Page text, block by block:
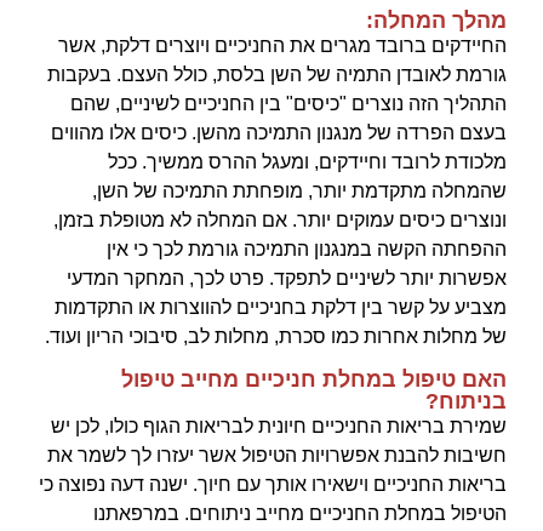
מהלך המחלה:
החיידקים ברובד מגרים את החניכיים ויוצרים דלקת, אשר
גורמת לאובדן התמיה של השן בלסת, כולל העצם. בעקבות
התהליך הזה נוצרים "כיסים" בין החניכיים לשיניים, שהם
בעצם הפרדה של מנגנון התמיכה מהשן. כיסים אלו מהווים
מלכודת לרובד וחיידקים, ומעגל ההרס ממשיך. ככל
שהמחלה מתקדמת יותר, מופחתת התמיכה של השן,
ונוצרים כיסים עמוקים יותר. אם המחלה לא מטופלת בזמן,
ההפחתה הקשה במנגנון התמיכה גורמת לכך כי אין
אפשרות יותר לשיניים לתפקד. פרט לכך, המחקר המדעי
מצביע על קשר בין דלקת בחניכיים להווצרות או התקדמות
של מחלות אחרות כמו סכרת, מחלות לב, סיבוכי הריון ועוד.
האם טיפול במחלת חניכיים מחייב טיפול
בניתוח?
שמירת בריאות החניכיים חיונית לבריאות הגוף כולו, לכן יש
חשיבות להבנת אפשרויות הטיפול אשר יעזרו לך לשמר את
בריאות החניכיים וישאירו אותך עם חיוך. ישנה דעה נפוצה כי
הטיפול במחלת החניכיים מחייב ניתוחים. במרפאתנו